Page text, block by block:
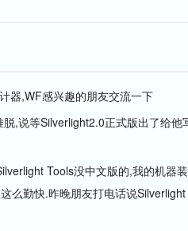
器,WF感兴趣的朋友交流一下
,说等Silverlight2.0正式版出了给他
Tools没中文版的,我的机器
么勤快.昨晚朋友打电话说